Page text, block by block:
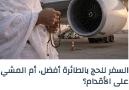
السفر للحج بالطائرة أفضل، أم المشي
على الأقدام؟